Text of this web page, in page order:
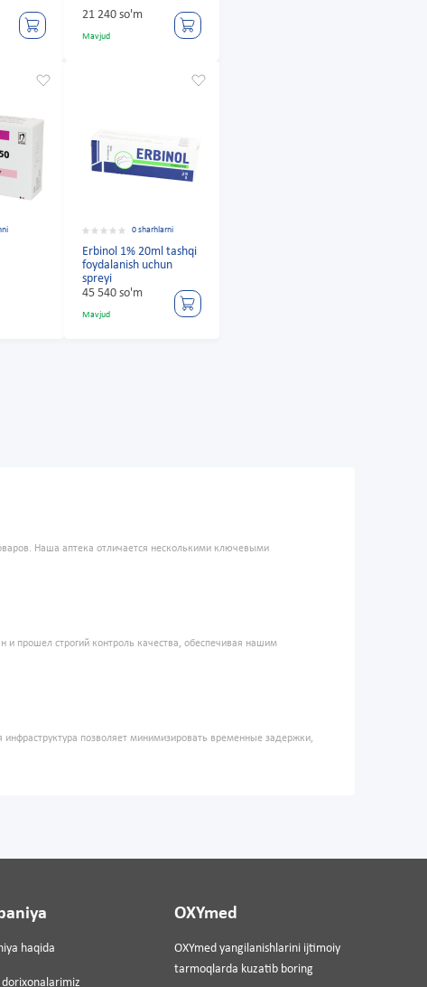
21 240 so'm
Mavjud
0 sharhlarni
Erbinol 1% 20ml tashqi
foydalanish uchun
spreyi
45 540 so'm
Mavjud
Наша аптека отличается несколькими ключевыми
и прошел строгий контроль качества, обеспечивая нашим
позволяет минимизировать временные задержки,
haqida
dorixonalarimiz
OXYmed
OXYmed yangilanishlarini ijtimoiy
tarmoqlarda kuzatib boring